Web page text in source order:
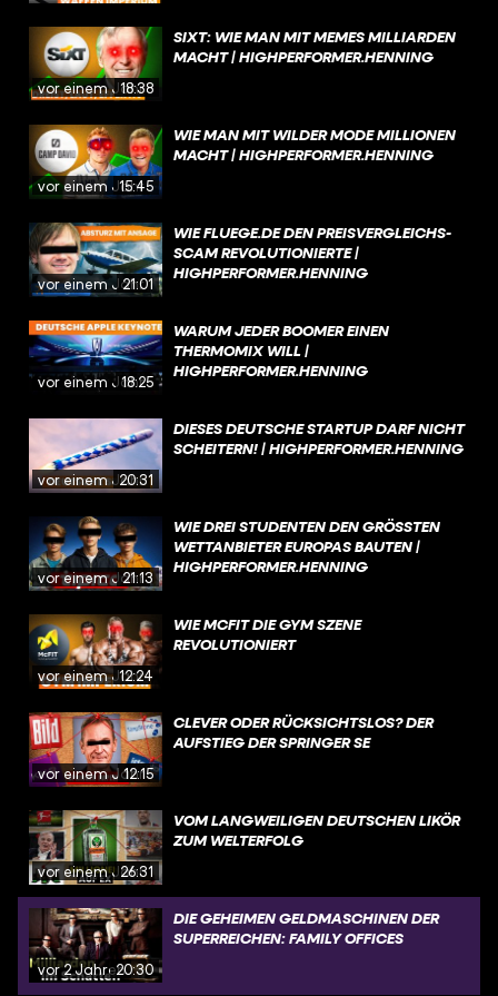
vor einem Jahr
18:38
SIXT: WIE MAN MIT MEMES MILLIARDEN
MACHT | HIGHPERFORMER.HENNING
vor einem Jahr
15:45
WIE MAN MIT WILDER MODE MILLIONEN
MACHT | HIGHPERFORMER.HENNING
vor einem Jahr
21:01
WIE FLUEGE.DE DEN PREISVERGLEICHS-
SCAM REVOLUTIONIERTE |
HIGHPERFORMER.HENNING
vor einem Jahr
18:25
WARUM JEDER BOOMER EINEN
THERMOMIX WILL |
HIGHPERFORMER.HENNING
vor einem Jahr
20:31
DIESES DEUTSCHE STARTUP DARF NICHT
SCHEITERN! | HIGHPERFORMER.HENNING
vor einem Jahr
21:13
WIE DREI STUDENTEN DEN GRÖSSTEN W
ETTANBIETER EUROPAS BAUTEN | H
IGHPERFORMER.HENNING
vor einem Jahr
12:24
WIE MCFIT DIE GYM SZENE
REVOLUTIONIERT
vor einem Jahr
12:15
CLEVER ODER RÜCKSICHTSLOS? DER
AUFSTIEG DER SPRINGER SE
vor einem Jahr
26:31
VOM LANGWEILIGEN DEUTSCHEN LIKÖR
ZUM WELTERFOLG
vor 2 Jahren20:30
DIE GEHEIMEN GELDMASCHINEN DER
SUPERREICHEN: FAMILY OFFICES